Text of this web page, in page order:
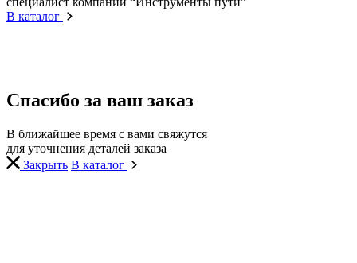
В каталог
Спасибо за ваш заказ
В ближайшее время с вами свяжутся
для уточнения деталей заказа
Закрыть В каталог